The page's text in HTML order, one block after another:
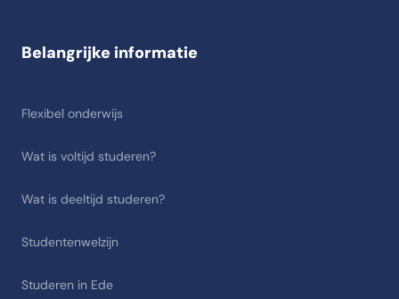
Belangrijke informatie
Flexibel onderwijs
Wat is voltijd studeren?
Wat is deeltijd studeren?
Studentenwelzijn
Studeren in Ede